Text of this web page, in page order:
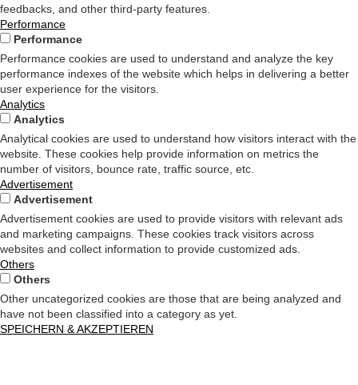
feedbacks, and other third-party features.
Performance
Performance
Performance cookies are used to understand and analyze the key
performance indexes of the website which helps in delivering a better
user experience for the visitors.
Analytics
Analytics
Analytical cookies are used to understand how visitors interact with the
website. These cookies help provide information on metrics the
number of visitors, bounce rate, traffic source, etc.
Advertisement
Advertisement
Advertisement cookies are used to provide visitors with relevant ads
and marketing campaigns. These cookies track visitors across
websites and collect information to provide customized ads.
Others
Others
Other uncategorized cookies are those that are being analyzed and
have not been classified into a category as yet.
SPEICHERN & AKZEPTIEREN